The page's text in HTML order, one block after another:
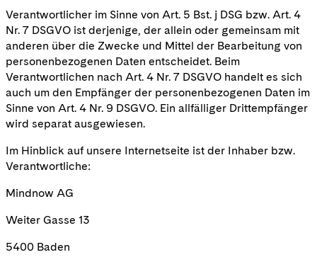
Verantwortlicher im Sinne von Art. 5 Bst. j DSG bzw. Art. 4
Nr. 7 DSGVO ist derjenige, der allein oder gemeinsam mit
anderen über die Zwecke und Mittel der Bearbeitung von
personenbezogenen Daten entscheidet. Beim
Verantwortlichen nach Art. 4 Nr. 7 DSGVO handelt es sich
auch um den Empfänger der personenbezogenen Daten im
Sinne von Art. 4 Nr. 9 DSGVO. Ein allfälliger Drittempfänger
wird separat ausgewiesen.
Im Hinblick auf unsere Internetseite ist der Inhaber bzw.
Verantwortliche:
Mindnow AG
Weiter Gasse 13
5400 Baden